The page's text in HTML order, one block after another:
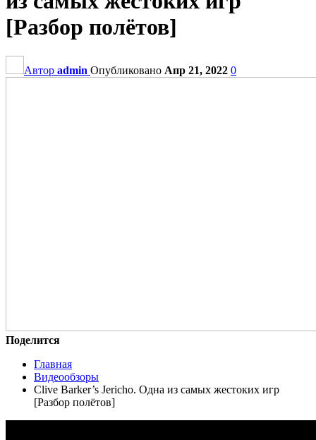
[Разбор полётов]
Автор admin Опубликовано Апр 21, 2022 0
Поделится
Главная
Видеообзоры
Clive Barker’s Jericho. Одна из самых жестоких игр
[Разбор полётов]